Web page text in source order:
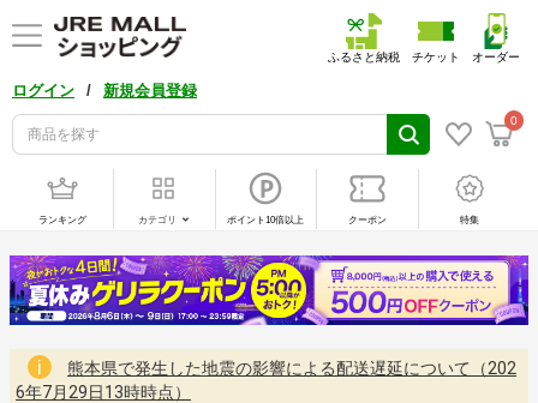
ログイン / 新規会員登録
0
ふるさと納税 チケット オーダー
ランキング カテゴリ ポイント10倍以上 クーポン 特集
熊本県で発生した地震の影響による配送遅延について（202
6年7月29日13時時点）